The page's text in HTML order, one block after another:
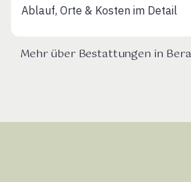
Ablauf, Orte & Kosten im Detail
Mehr über Bestattungen in